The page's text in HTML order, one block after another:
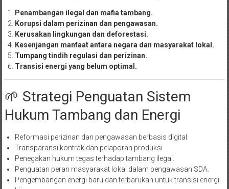
Penambangan ilegal dan mafia tambang.
Korupsi dalam perizinan dan pengawasan.
Kerusakan lingkungan dan deforestasi.
Kesenjangan manfaat antara negara dan masyarakat lokal.
Tumpang tindih regulasi dan perizinan.
Transisi energi yang belum optimal.
🌱 Strategi Penguatan Sistem
Hukum Tambang dan Energi
Reformasi perizinan dan pengawasan berbasis digital.
Transparansi kontrak dan pelaporan produksi.
Penegakan hukum tegas terhadap tambang ilegal.
Penguatan peran masyarakat lokal dalam pengawasan SDA.
Pengembangan energi baru dan terbarukan untuk transisi energi